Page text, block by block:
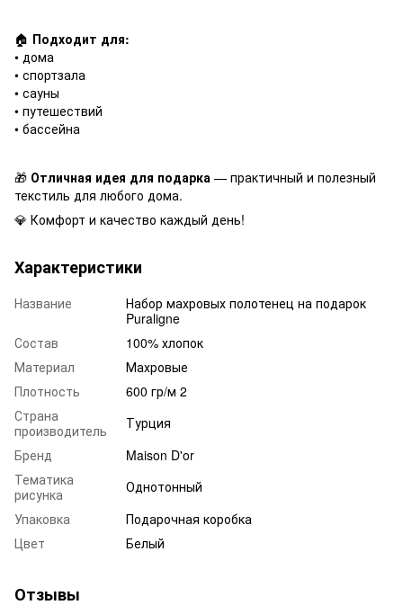
🏠 Подходит для:
• дома
• спортзала
• сауны
• путешествий
• бассейна
🎁 Отличная идея для подарка — практичный и полезный
текстиль для любого дома.
💎 Комфорт и качество каждый день!
Характеристики
Название
Набор махровых полотенец на подарок
Puraligne
Состав
100% хлопок
Материал
Махровые
Плотность
600 гр/м 2
Страна
производитель
Турция
Бренд
Maison D'or
Тематика
рисунка
Однотонный
Упаковка
Подарочная коробка
Цвет
Белый
Отзывы